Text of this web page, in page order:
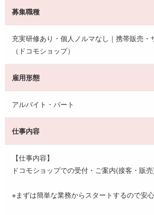
募集職種
充実研修あり・個人ノルマなし｜携帯販売・
（ドコモショップ）
雇用形態
アルバイト・パート
仕事内容
【仕事内容】
ドコモショップでの受付・ご案内(接客・販
※まずは簡単な業務からスタートするので安